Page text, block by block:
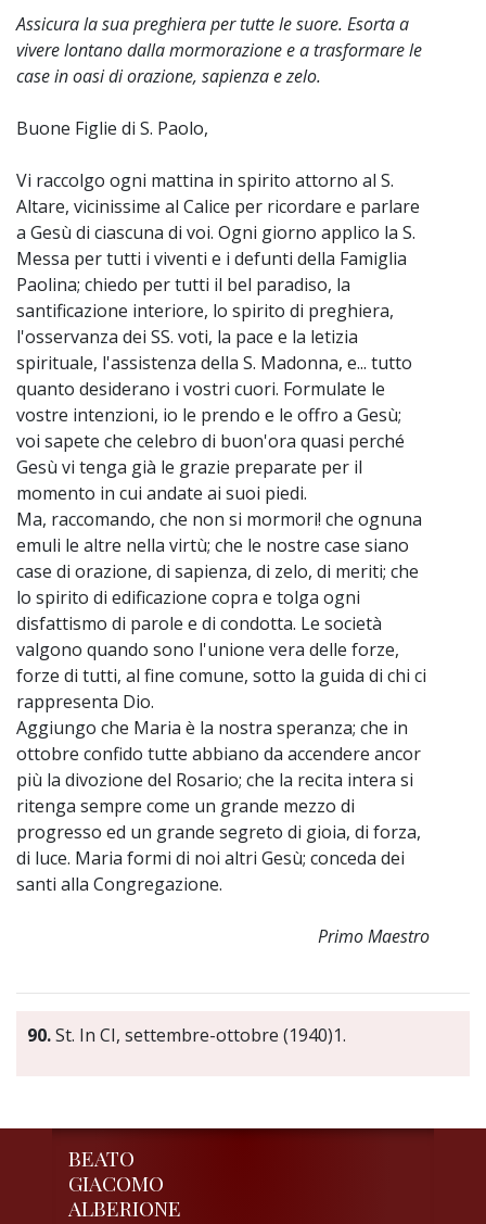
Assicura la sua preghiera per tutte le suore. Esorta a
vivere lontano dalla mormorazione e a trasformare le
case in oasi di orazione, sapienza e zelo.
Buone Figlie di S. Paolo,
Vi raccolgo ogni mattina in spirito attorno al S.
Altare, vicinissime al Calice per ricordare e parlare
a Gesù di ciascuna di voi. Ogni giorno applico la S.
Messa per tutti i viventi e i defunti della Famiglia
Paolina; chiedo per tutti il bel paradiso, la
santificazione interiore, lo spirito di preghiera,
l'osservanza dei SS. voti, la pace e la letizia
spirituale, l'assistenza della S. Madonna, e... tutto
quanto desiderano i vostri cuori. Formulate le
vostre intenzioni, io le prendo e le offro a Gesù;
voi sapete che celebro di buon'ora quasi perché
Gesù vi tenga già le grazie preparate per il
momento in cui andate ai suoi piedi.
Ma, raccomando, che non si mormori! che ognuna
emuli le altre nella virtù; che le nostre case siano
case di orazione, di sapienza, di zelo, di meriti; che
lo spirito di edificazione copra e tolga ogni
disfattismo di parole e di condotta. Le società
valgono quando sono l'unione vera delle forze,
forze di tutti, al fine comune, sotto la guida di chi ci
rappresenta Dio.
Aggiungo che Maria è la nostra speranza; che in
ottobre confido tutte abbiano da accendere ancor
più la divozione del Rosario; che la recita intera si
ritenga sempre come un grande mezzo di
progresso ed un grande segreto di gioia, di forza,
di luce. Maria formi di noi altri Gesù; conceda dei
santi alla Congregazione.
Primo Maestro
90.St. In CI, settembre-ottobre (1940)1.
BEATO
GIACOMO
ALBERIONE